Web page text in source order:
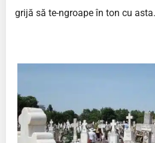
grijă să te-ngroape în ton cu asta.